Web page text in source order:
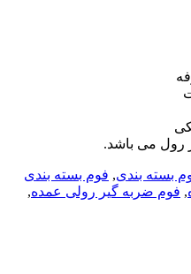
رول می باشد.
بسته بندی, فوم بسته بندی
, فوم ضربه گیر رولی عمده,